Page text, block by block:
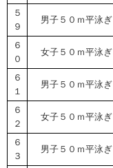
５
９
男子５０ｍ平泳ぎ
６
０
女子５０ｍ平泳ぎ
６
１
男子５０ｍ平泳ぎ
６
２
女子５０ｍ平泳ぎ
６
３
男子５０ｍ平泳ぎ